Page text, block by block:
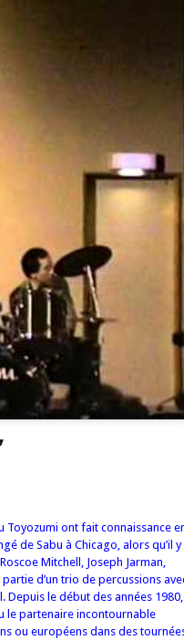
Toyozumi ont fait connaissance
de Sabu à Chicago, alors qu’il y
Mitchell, Joseph Jarman,
d’un trio de percussions
Depuis le début des années 1980,
le partenaire incontournable
ou européens dans des